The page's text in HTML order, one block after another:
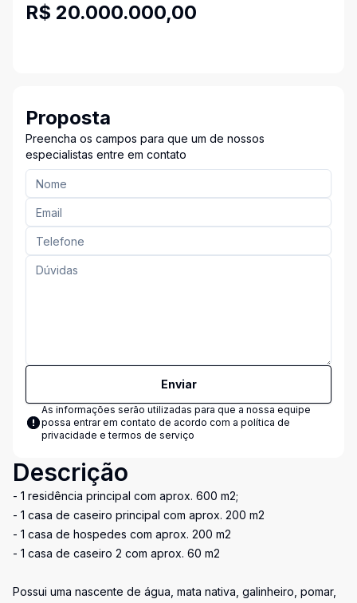
R$ 20.000.000,00
Proposta
Preencha os campos para que um de nossos
especialistas entre em contato
Enviar
As informações serão utilizadas para que a nossa equipe
possa entrar em contato de acordo com a política de
privacidade e termos de serviço
Descrição
- 1 residência principal com aprox. 600 m2;
- 1 casa de caseiro principal com aprox. 200 m2
- 1 casa de hospedes com aprox. 200 m2
- 1 casa de caseiro 2 com aprox. 60 m2
Possui uma nascente de água, mata nativa, galinheiro, pomar,